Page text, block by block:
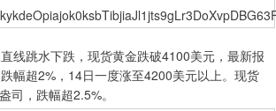
跳水下跌，现货黄金跌破4100美元，最新报
幅超2%，14日一度涨至4200美元以上。现货
司，跌幅超2.5%。